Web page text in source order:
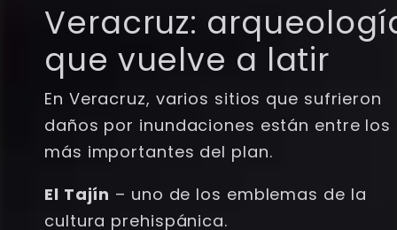
Veracruz:
que vuelve a latir
En Veracruz, varios sitios que sufrieron
daños por inundaciones están entre los
más importantes del plan.
El Tajín – uno de los emblemas de la
cultura prehispánica.